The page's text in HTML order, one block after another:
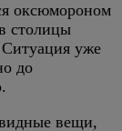
оксюмороном
столицы
Ситуация уже
до
вещи,